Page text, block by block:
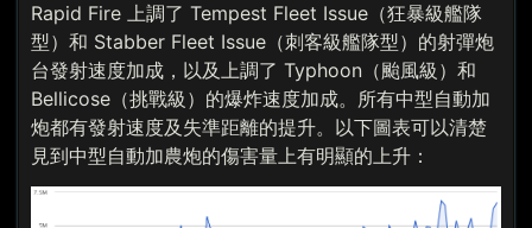
Rapid Fire 上調了 Tempest Fleet Issue（狂暴級艦隊
型）和 Stabber Fleet Issue（刺客級艦隊型）的射彈炮
台發射速度加成，以及上調了 Typhoon（颱風級）和
Bellicose（挑戰級）的爆炸速度加成。所有中型自動加
炮都有發射速度及失準距離的提升。以下圖表可以清楚
見到中型自動加農炮的傷害量上有明顯的上升：